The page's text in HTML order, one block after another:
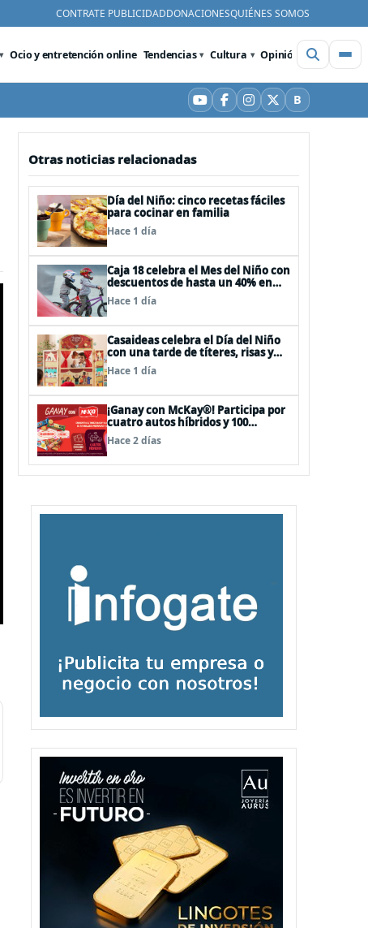
CONTRATE PUBLICIDADDONACIONESQUIÉNES SOMOS
Ocio y entretención online Tendencias Cultura Opinión Videos
YouTube
Facebook
Instagram
X BBluesky
Otras noticias relacionadas
Día del Niño: cinco recetas fáciles
para cocinar en familia
Hace 1 día
Caja 18 celebra el Mes del Niño con
descuentos de hasta un 40% en
panoramas, cine, shows y
streaming
Hace 1 día
Casaideas celebra el Día del Niño
con una tarde de títeres, risas y
sorpresas en el Mall Plaza Vespucio
Hace 1 día
¡Ganay con McKay®! Participa por
cuatro autos híbridos y 100
premios de $500.000
Hace 2 días